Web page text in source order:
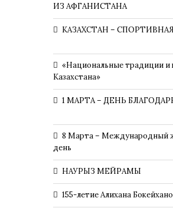
ИЗ АФГАНИСТАНА
КАЗАХСТАН –
«Национальные традиции и
Казахстана»
1 МАРТА – ДЕНЬ
8 Марта – Международный
день
НАУРЫЗ МЕЙРАМЫ
155-летие Алихана